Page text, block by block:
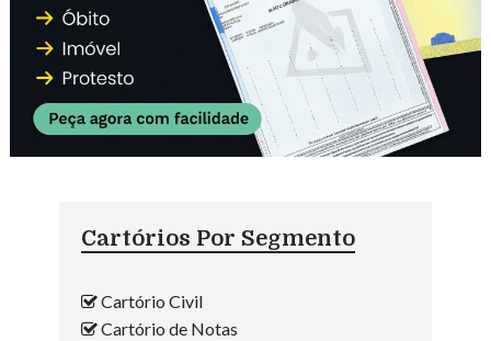
Cartórios Por Segmento
Cartório Civil
Cartório de Notas